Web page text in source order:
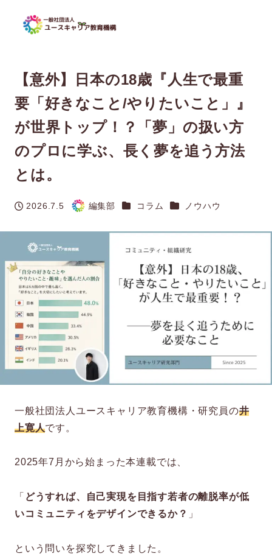
【意外】日本の18歳『人生で最重
要「好きなこと/やりたいこと」』
が世界トップ！？「夢」の扱い方
のプロに学ぶ、長く夢を追う方法
とは。
投稿日
2026.7.5
著
編集部 カテゴリー
コラム カテゴリー
ノウハウ
一般社団法人ユースキャリア教育機構・研究員の井
上寛人です。
2025年7月から始まった本連載では、
「 どうすれば、自己実現を目指す若者の離脱率が低
いコミュニティをデザインできるか？ 」
という問いを探究してきました。